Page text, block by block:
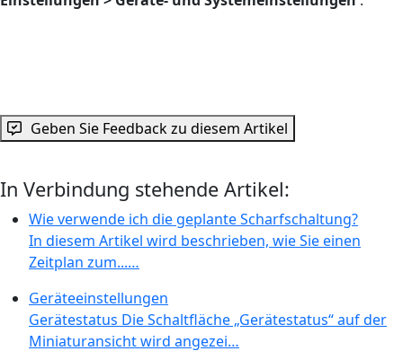
Geben Sie Feedback zu diesem Artikel
In Verbindung stehende Artikel:
Wie verwende ich die geplante Scharfschaltung?
In diesem Artikel wird beschrieben, wie Sie einen
Zeitplan zum...…
Geräteeinstellungen
Gerätestatus Die Schaltfläche „Gerätestatus“ auf der
Miniaturansicht wird angezei…